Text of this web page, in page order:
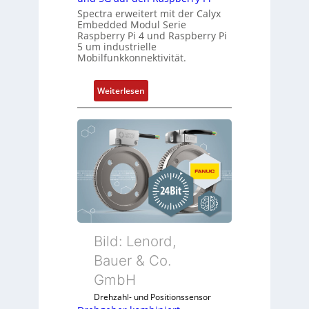
e
n
-
P
C
l
s
s
c
h
f
l
i
b
Spectra erweitert mit der Calyx
Embedded Modul Serie
Raspberry Pi 4 und Raspberry Pi
5 um industrielle
Mobilfunkkonnektivität.
Weiterlesen:
M
o
b
l
u
n
k
o
d
Bild: Lenord,
Bauer & Co.
GmbH
Drehzahl- und Positionssensor